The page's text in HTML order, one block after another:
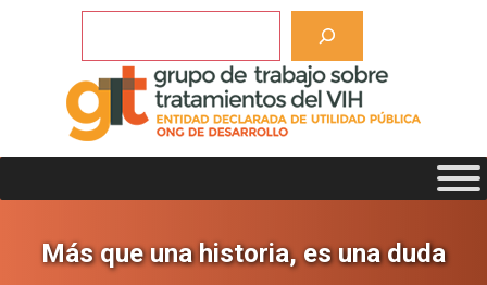
Más que una historia, es una duda